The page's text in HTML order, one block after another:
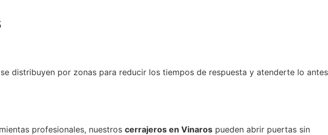
distribuyen por zonas para reducir los tiempos de respuesta y atenderte lo antes
profesionales, nuestros cerrajeros en Vinaros pueden abrir puertas sin